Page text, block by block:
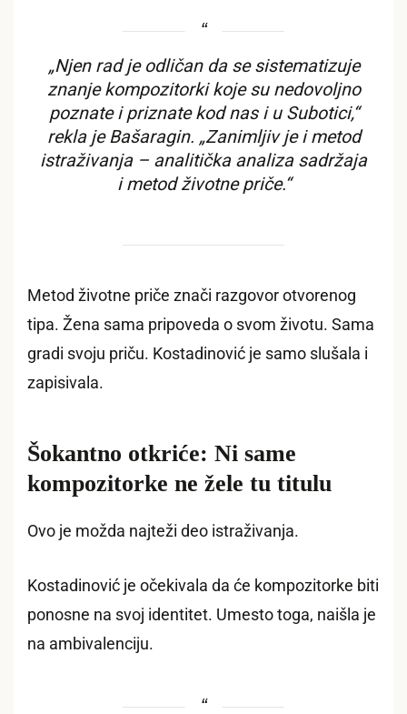
„Njen rad je odličan da se sistematizuje
znanje kompozitorki koje su nedovoljno
poznate i priznate kod nas i u Subotici,“
rekla je Bašaragin. „Zanimljiv je i metod
istraživanja – analitička analiza sadržaja
i metod životne priče.“
Metod životne priče znači razgovor otvorenog
tipa. Žena sama pripoveda o svom životu. Sama
gradi svoju priču. Kostadinović je samo slušala i
zapisivala.
Šokantno otkriće: Ni same
kompozitorke ne žele tu titulu
Ovo je možda najteži deo istraživanja.
Kostadinović je očekivala da će kompozitorke biti
ponosne na svoj identitet. Umesto toga, naišla je
na ambivalenciju.